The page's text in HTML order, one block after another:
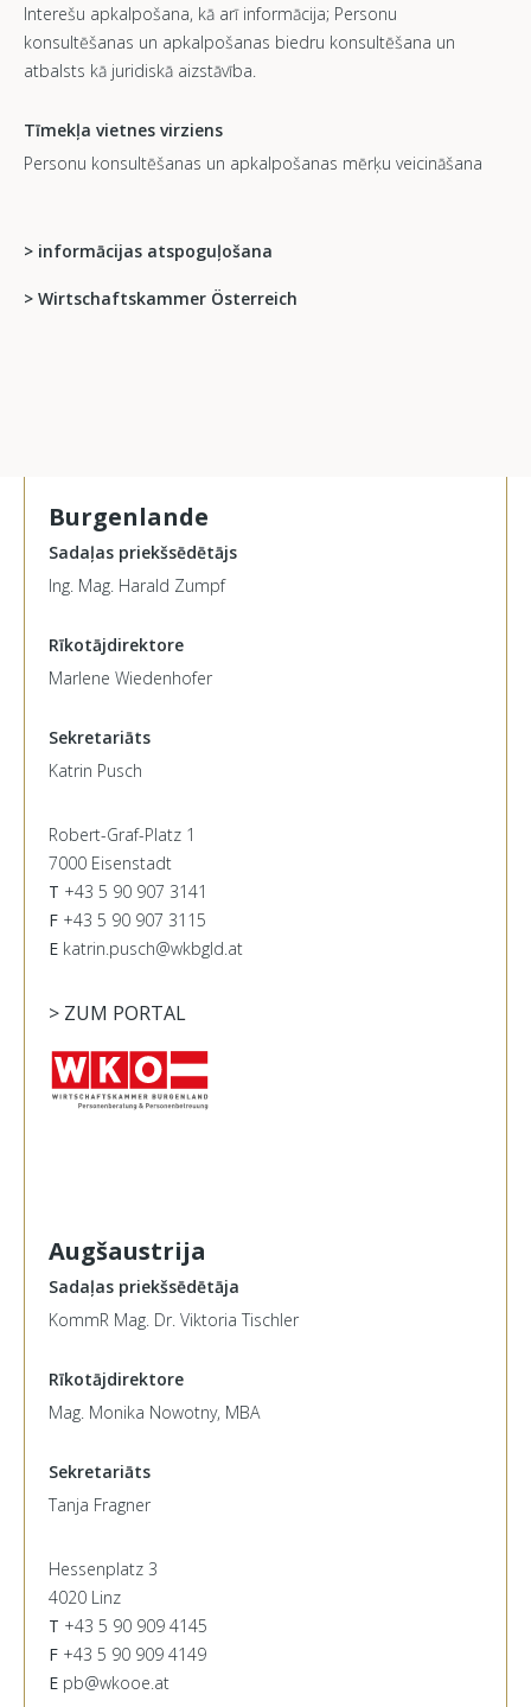
Interešu apkalpošana, kā arī informācija; Personu
konsultēšanas un apkalpošanas biedru konsultēšana un
atbalsts kā juridiskā aizstāvība.
Tīmekļa vietnes virziens
Personu konsultēšanas un apkalpošanas mērķu veicināšana
> informācijas atspoguļošana
> Wirtschaftskammer Österreich
Burgenlande
Sadaļas priekšsēdētājs
Ing. Mag. Harald Zumpf
Rīkotājdirektore
Marlene Wiedenhofer
Sekretariāts
Katrin Pusch
Robert-Graf-Platz 1
7000 Eisenstadt
T +43 5 90 907 3141
F +43 5 90 907 3115
E katrin.pusch@wkbgld.at
> ZUM PORTAL
Augšaustrija
Sadaļas priekšsēdētāja
KommR Mag. Dr. Viktoria Tischler
Rīkotājdirektore
Mag. Monika Nowotny, MBA
Sekretariāts
Tanja Fragner
Hessenplatz 3
4020 Linz
T +43 5 90 909 4145
F +43 5 90 909 4149
E pb@wkooe.at